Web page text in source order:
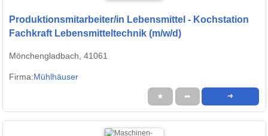
Produktionsmitarbeiter/in Lebensmittel - Kochstation
Fachkraft Lebensmitteltechnik (m/w/d)
Mönchengladbach, 41061
Firma:Mühlhäuser
★ ➦ ➜